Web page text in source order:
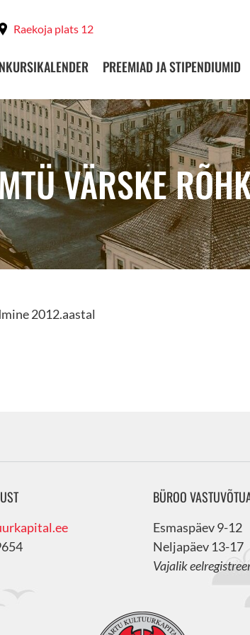
Raekoja plats 12
PREEMIAD JA STIPENDIUMID
VÄRSKE
2012.aastal
BÜROO
Esmaspäev 9-12
Neljapäev 13-17
Vajalik